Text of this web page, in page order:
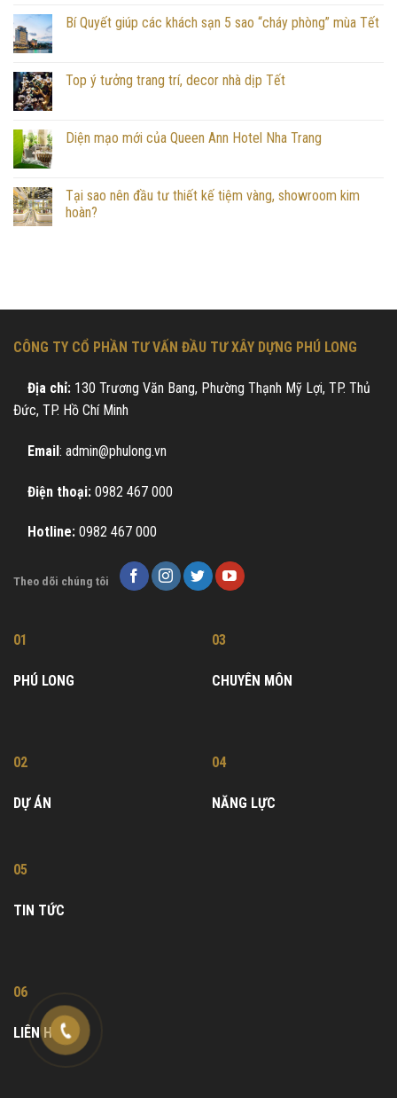
Bí Quyết giúp các khách sạn 5 sao “cháy phòng” mùa Tết
Top ý tưởng trang trí, decor nhà dịp Tết
Diện mạo mới của Queen Ann Hotel Nha Trang
Tại sao nên đầu tư thiết kế tiệm vàng, showroom kim
hoàn?
CÔNG TY CỔ PHẦN TƯ VẤN ĐẦU TƯ XÂY DỰNG PHÚ LONG
Địa chỉ: 130 Trương Văn Bang, Phường Thạnh Mỹ Lợi, TP. Thủ
Đức, TP. Hồ Chí Minh
Email: admin@phulong.vn
Điện thoại: 0982 467 000
Hotline: 0982 467 000
Theo dõi chúng tôi
01
PHÚ LONG
02
DỰ ÁN
03
CHUYÊN MÔN
04
NĂNG LỰC
05
TIN TỨC
06
LIÊN HỆ